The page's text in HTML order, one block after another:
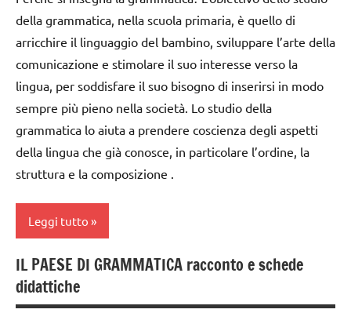
nomenclature
Montessori
psicogrammatica
Montessori
TUTTI GLI
ARGOMENTI
PER ETA'
ARTICOLI
MONTESSORI
LINGUAGGIO
MONTESSORI
didattico
nomenclature
Montessori
Montessori
ARGOMENTI
PER ETA'
classe
1a
dai
3 ai
6
anni
dai
6
grammatica
GUIDA
DIDATTICA
MONTESSORI
della grammatica, nella scuola primaria, è quello di
arricchire il linguaggio del bambino, sviluppare l’arte della
comunicazione e stimolare il suo interesse verso la
lingua, per soddisfare il suo bisogno di inserirsi in modo
sempre più pieno nella società. Lo studio della
grammatica lo aiuta a prendere coscienza degli aspetti
della lingua che già conosce, in particolare l’ordine, la
struttura e la composizione .
Leggi tutto
analisi del
periodo
Montessori
IL PAESE DI GRAMMATICA racconto e schede
didattiche